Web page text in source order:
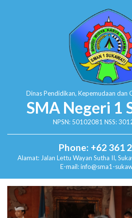
Dinas Pendidikan, Kepemudaan dan
SMA Negeri 1
NPSN: 50102081 NSS:
Phone: +62 361
Alamat: Jalan Lettu Wayan Sutha II,
E-mail: info@sma1-